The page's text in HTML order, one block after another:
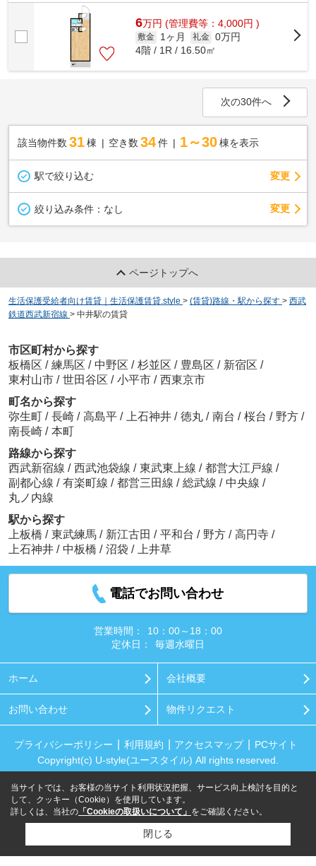
スタッフが対応致しますのでご希望...
6万円 (管理費等：4,000円 )
敷金 1ヶ月 礼金 0万円
4階 / 1R / 16.50㎡
次の30件へ
該当物件数 31棟 空き数 34 件 1～30 棟を表示
駅で絞り込む 変更
絞り込み条件： なし 変更
ページトップへ
生活保護受給者向け賃貸｜生活保護賃貸.style > (賃貸)路線・駅から探す > 西武
鉄道西武新宿線 > 中井駅の賃貸
市区町村から探す
板橋区 / 練馬区 / 中野区 / 杉並区 / 豊島区 / 新宿区 /
東村山市 / 世田谷区 / 小平市 / 西東京市
町名から探す
弥生町 / 長崎 / 高島平 / 上石神井 / 徳丸 / 南台 / 桜台 / 野方 /
南長崎 / 本町
路線から探す
西武新宿線 / 西武池袋線 / 東武東上線 / 都営大江戸線 /
副都心線 / 有楽町線 / 都営三田線 / 総武線 / 中央線 /
丸ノ内線
駅から探す
上板橋 / 東武練馬 / 新江古田 / 平和台 / 野方 / 高円寺 /
上石神井 / 中板橋 / 沼袋 / 上井草
電話でお問い合わせ
営業時間：
10：00～18：00
定休日：
毎週水曜日
ホーム 会社概要
お問い合わせ 物件リクエスト
プライバシーポリシー 利用規約 アクセスマップ
PCサイト
Copyright(c) U-style(ユースタイル) All rights reserved.
当サイトでは、お客様の当サイト利用状況把握、サービス向上検討を目的と
して、クッキー（Cookie）を使用しています。
詳しくは、当社の 「Cookieの取扱いについて」 をご確認ください。
閉じる